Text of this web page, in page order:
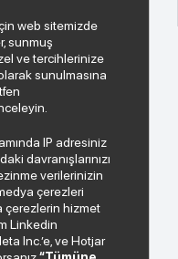
web sitemizde
sunmuş
ve tercihlerinize
sunulmasına
IP adresiniz
davranışlarınızı
verilerinizin
çerezleri
çerezlerin hizmet
Linkedin
Inc.’e, ve Hotjar